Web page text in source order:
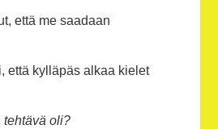
että me saadaan
että kylläpäs alkaa kielet
tehtävä oli?